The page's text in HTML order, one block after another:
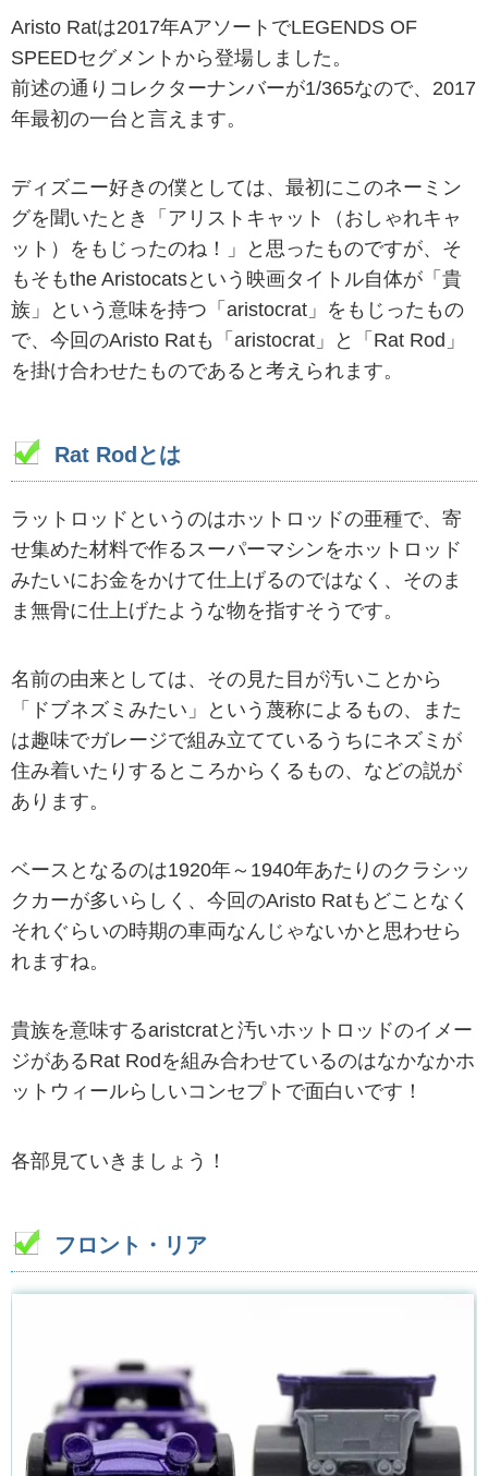
Aristo Ratは2017年AアソートでLEGENDS OF
SPEEDセグメントから登場しました。
前述の通りコレクターナンバーが1/365なので、2017
年最初の一台と言えます。
ディズニー好きの僕としては、最初にこのネーミン
グを聞いたとき「アリストキャット（おしゃれキャ
ット）をもじったのね！」と思ったものですが、そ
もそもthe Aristocatsという映画タイトル自体が「貴
族」という意味を持つ「aristocrat」をもじったもの
で、今回のAristo Ratも「aristocrat」と「Rat Rod」
を掛け合わせたものであると考えられます。
Rat Rodとは
ラットロッドというのはホットロッドの亜種で、寄
せ集めた材料で作るスーパーマシンをホットロッド
みたいにお金をかけて仕上げるのではなく、そのま
ま無骨に仕上げたような物を指すそうです。
名前の由来としては、その見た目が汚いことから
「ドブネズミみたい」という蔑称によるもの、また
は趣味でガレージで組み立てているうちにネズミが
住み着いたりするところからくるもの、などの説が
あります。
ベースとなるのは1920年～1940年あたりのクラシッ
クカーが多いらしく、今回のAristo Ratもどことなく
それぐらいの時期の車両なんじゃないかと思わせら
れますね。
貴族を意味するaristcratと汚いホットロッドのイメー
ジがあるRat Rodを組み合わせているのはなかなかホ
ットウィールらしいコンセプトで面白いです！
各部見ていきましょう！
フロント・リア